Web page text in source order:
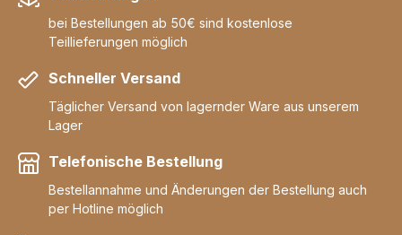
bei Bestellungen ab 50€ sind kostenlose
Teillieferungen möglich
Schneller Versand
Täglicher Versand von lagernder Ware aus unserem
Lager
Telefonische Bestellung
Bestellannahme und Änderungen der Bestellung auch
per Hotline möglich